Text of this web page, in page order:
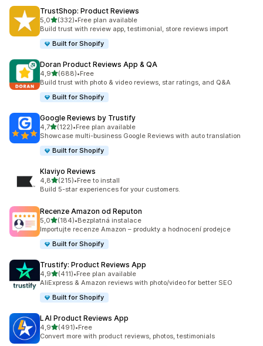
TrustShop: Product Reviews
5,0z 5 hvězd
(332)
Celkový počet recenzí: 332
•Free plan available
Build trust with review app, testimonial, store reviews import
Built for Shopify
Doran Product Reviews App & QA
4,9z 5 hvězd
(688)
Celkový počet recenzí: 688
•Free
Build trust with photo & video reviews, star ratings, and Q&A
Built for Shopify
Google Reviews by Trustify
4,7z 5 hvězd
(122)
Celkový počet recenzí: 122
•Free plan available
Showcase multi-business Google Reviews with auto translation
Built for Shopify
Klaviyo Reviews
4,8z 5 hvězd
(215)
Celkový počet recenzí: 215
•Free to install
Build 5-star experiences for your customers.
Recenze Amazon od Reputon
5,0z 5 hvězd
(184)
Celkový počet recenzí: 184
•Bezplatná instalace
Importujte recenze Amazon – produkty a hodnocení prodejce
Built for Shopify
Trustify: Product Reviews App
4,9z 5 hvězd
(411)
Celkový počet recenzí: 411
•Free plan available
AliExpress & Amazon reviews with photo/video for better SEO
Built for Shopify
LAI Product Reviews App
4,9z 5 hvězd
(491)
Celkový počet recenzí: 491
•Free
Convert more with product reviews, photos, testimonials